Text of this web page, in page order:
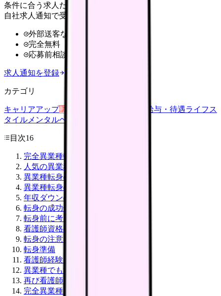
条件に合う求人だけ
自社求人通知で受け取る
外部送客なし
完全無料
応募前相談OK
求人通知を登録
カテゴリ
キャリアアップ転職ガイド 給与・待遇ライフス
タイル メンタルヘルス
目次16
完全異業種転身の主な理由
人気の異業種転身先
異業種転身のメリット
異業種転身のデメリット
年収ダウンの現実
転身の成功例
転身前に考えること
看護師資格の保管
転身の注意点
転身準備
看護師経験が意外と活きる異業種
異業種でも活きるスキル
再び看護師に戻る時
完全異業種に向くタイプ